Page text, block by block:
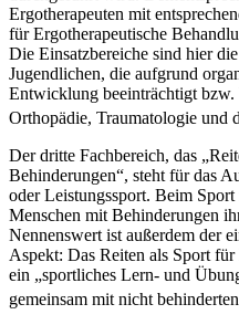
funktionellen Ansatzes unter
durchgeführt wird.
Ergotherapeuten mit
für Ergotherapeutische
Die Einsatzbereiche sind hier
Jugendlichen, die aufgrund
Entwicklung beeinträchtigt
Orthopädie, Traumatologie und
Der dritte Fachbereich, das
Behinderungen“, steht für das
oder Leistungssport. Beim
Menschen mit Behinderungen
Nennenswert ist außerdem der
Aspekt: Das Reiten als Sport für
ein „sportliches Lern- und